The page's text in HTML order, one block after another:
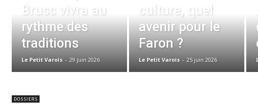
Brusc vivra au
rythme des
traditions
Le Petit Varois - 29 juin 2026
culture, quel
avenir pour le
Faron ?
Le Petit Varois - 25 juin 2026
DOSSIERS